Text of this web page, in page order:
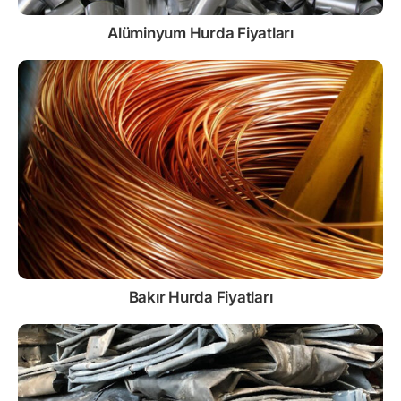
Alüminyum Hurda Fiyatları
Bakır Hurda Fiyatları